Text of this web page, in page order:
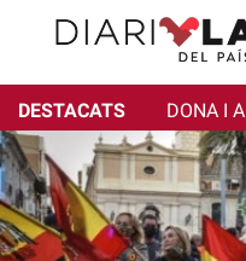
DESTACATS DONA I